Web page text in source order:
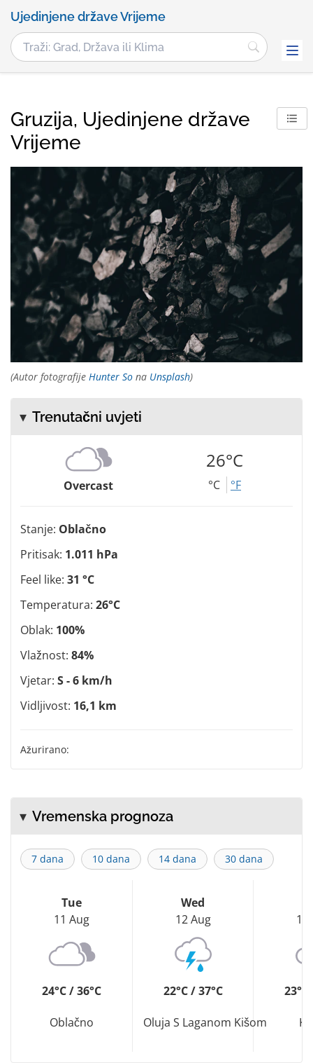
Ujedinjene države Vrijeme
Gruzija, Ujedinjene države
Vrijeme
(Autor fotografije Hunter So na Unsplash)
Trenutačni uvjeti
Overcast
26°C
°C °F
Stanje: Oblačno
Pritisak: 1.011 hPa
Feel like: 31 °C
Temperatura: 26°C
Oblak: 100%
Vlažnost: 84%
Vjetar: S - 6 km/h
Vidljivost: 16,1 km
Ažurirano:
Vremenska prognoza
7 dana 10 dana 14 dana 30 dana
Tue
11 Aug
24°C / 36°C
Oblačno
Wed
12 Aug
22°C / 37°C
Oluja S Laganom Kišom
13
23°C